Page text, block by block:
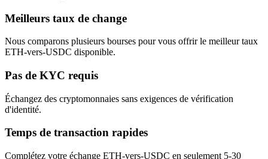
Meilleurs taux de change
Nous comparons plusieurs bourses pour vous offrir le meilleur taux
ETH-vers-USDC disponible.
Pas de KYC requis
Échangez des cryptomonnaies sans exigences de vérification
d'identité.
Temps de transaction rapides
Complétez votre échange ETH-vers-USDC en seulement 5-30